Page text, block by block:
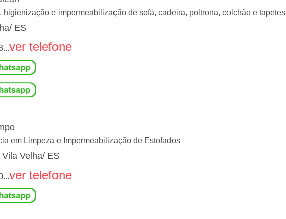
higienização e impermeabilização de sofá, cadeira, poltrona, colchão e tapetes
ES
ver telefone
em Limpeza e Impermeabilização de Estofados
Velha/ ES
ver telefone